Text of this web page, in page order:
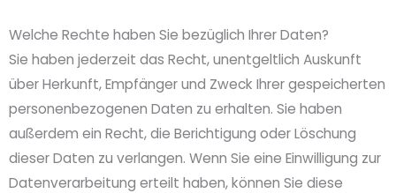
Welche Rechte haben Sie bezüglich Ihrer Daten?
Sie haben jederzeit das Recht, unentgeltlich Auskunft
über Herkunft, Empfänger und Zweck Ihrer gespeicherten
personenbezogenen Daten zu erhalten. Sie haben
außerdem ein Recht, die Berichtigung oder Löschung
dieser Daten zu verlangen. Wenn Sie eine Einwilligung zur
Datenverarbeitung erteilt haben, können Sie diese